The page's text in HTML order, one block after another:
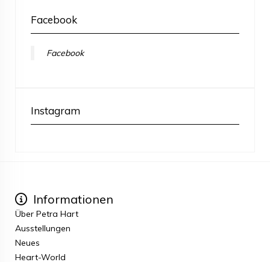
Facebook
Facebook
Instagram
Informationen
Über Petra Hart
Ausstellungen
Neues
Heart-World